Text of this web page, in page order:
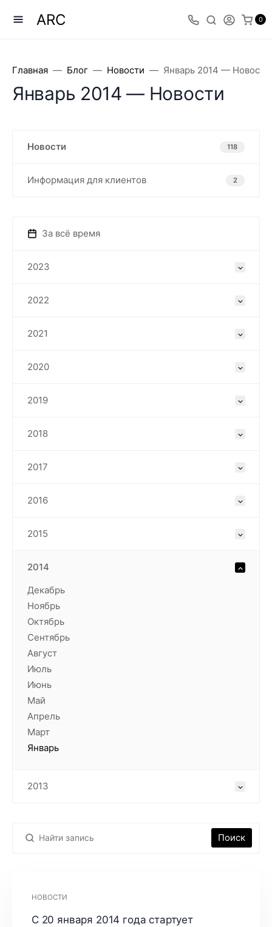
ARC 0
Главная Блог Новости Январь 2014 — Новости
Январь 2014 — Новости
Новости 118
Информация для клиентов 2
За всё время
2023
2022
2021
2020
2019
2018
2017
2016
2015
2014
Декабрь
Ноябрь
Октябрь
Сентябрь
Август
Июль
Июнь
Май
Апрель
Март
Январь
2013
Поиск
НОВОСТИ
С 20 января 2014 года стартует